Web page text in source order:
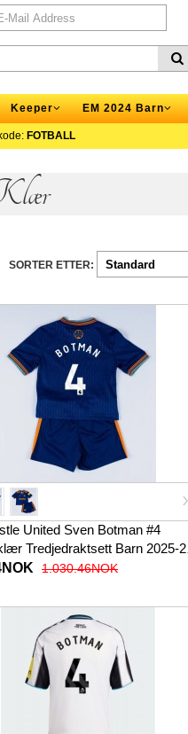
Keeper EM 2024 Barn
FOTBALL
SORTER ETTER:
United Sven Botman #4
Tredjedraktsett Barn 2025-26
(+ korte bukser)
1.030.46NOK